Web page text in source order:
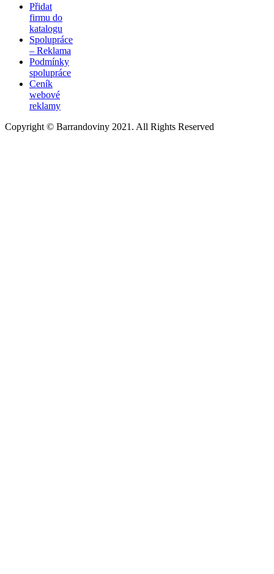
Přidat
firmu do
katalogu
Spolupráce
– Reklama
Podmínky
spolupráce
Ceník
webové
reklamy
Copyright © Barrandoviny 2021. All Rights Reserved